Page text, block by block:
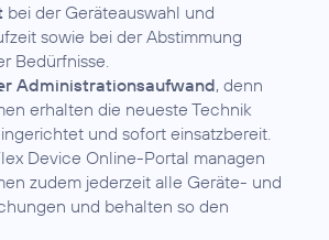
bei der Geräteauswahl und
sowie bei der Abstimmung
Bedürfnisse.
Administrationsaufwand, denn
erhalten die neueste Technik
und sofort einsatzbereit.
Device Online-Portal managen
zudem jederzeit alle Geräte- und
und behalten so den